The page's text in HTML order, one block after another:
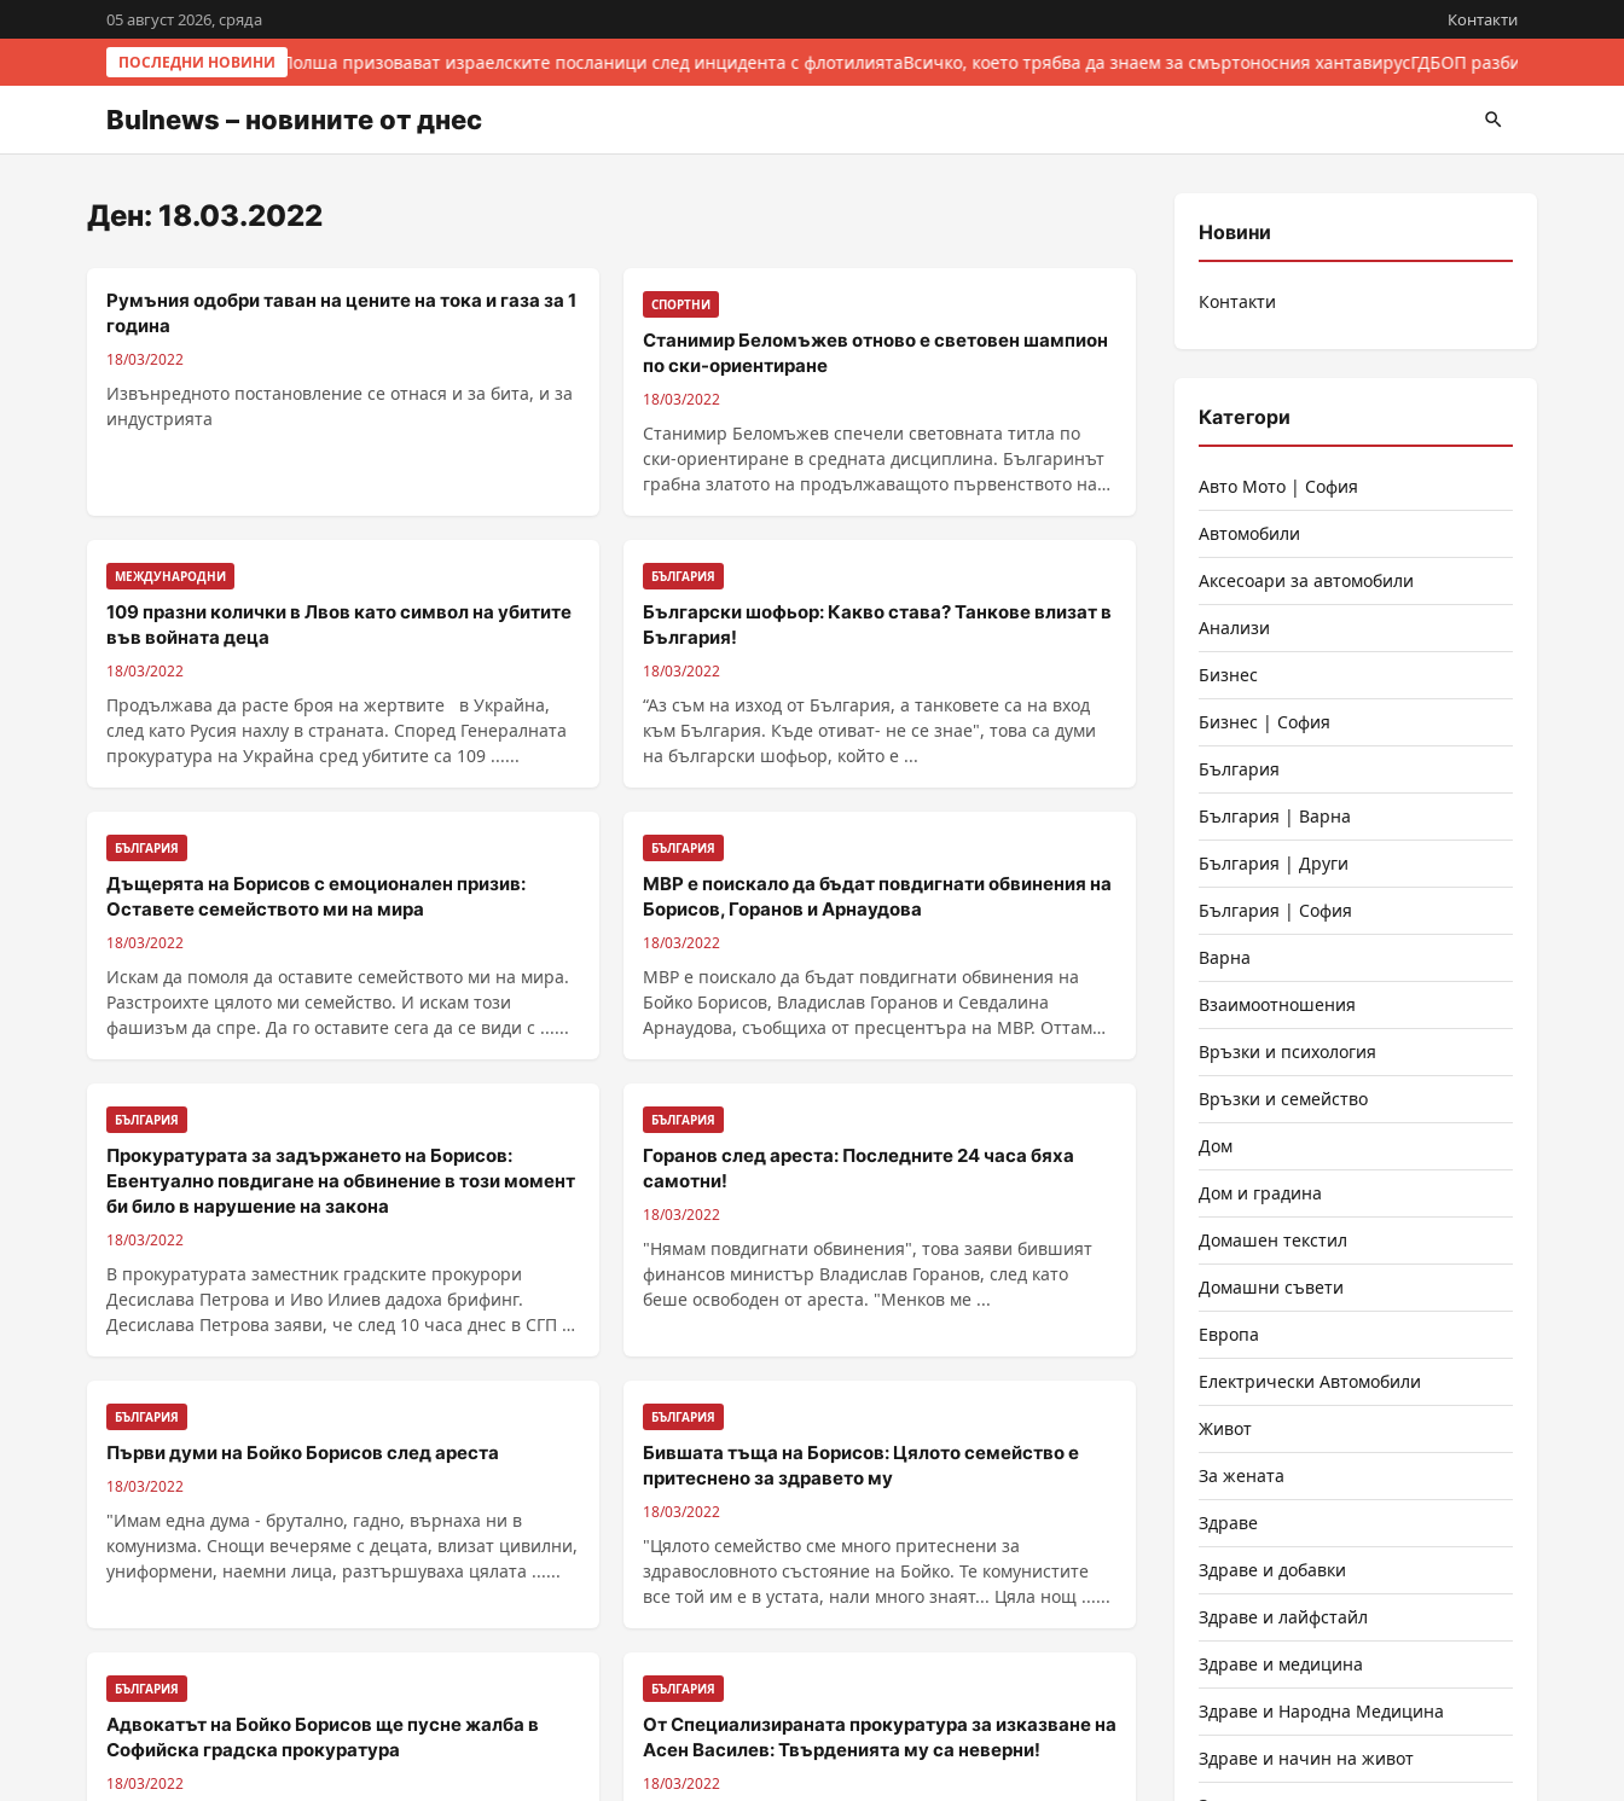
05 август 2026, сряда Контакти
ПОСЛЕДНИ НОВИНИ
Италия и Полша призовават израелските посланици след инцидента с флотилиятаВсичко, което трябва да знаем за смъртоносния хантавирусГДБОП разби
Bulnews – новините от днес
Ден: 18.03.2022
Румъния одобри таван на цените на тока и газа за 1
година
18/03/2022
Извънредното постановление се отнася и за бита, и за
индустрията
СПОРТНИ
Станимир Беломъжев отново е световен шампион
по ски-ориентиране
18/03/2022
Станимир Беломъжев спечели световната титла по
ски-ориентиране в средната дисциплина. Българинът
грабна златото на продължаващото първенството на
МЕЖДУНАРОДНИ
109 празни колички в Лвов като символ на убитите
във войната деца
18/03/2022
Продължава да расте броя на жертвите в Украйна,
след като Русия нахлу в страната. Според Генералната
прокуратура на Украйна сред убитите са 109 ......
БЪЛГАРИЯ
Български шофьор: Какво става? Танкове влизат в
България!
18/03/2022
“Аз съм на изход от България, а танковете са на вход
към България. Къде отиват- не се знае", това са думи
на български шофьор, който е ...
БЪЛГАРИЯ
Дъщерята на Борисов с емоционален призив:
Оставете семейството ми на мира
18/03/2022
Искам да помоля да оставите семейството ми на мира.
Разстроихте цялото ми семейство. И искам този
фашизъм да спре. Да го оставите сега да се види с ......
БЪЛГАРИЯ
МВР е поискало да бъдат повдигнати обвинения на
Борисов, Горанов и Арнаудова
18/03/2022
МВР е поискало да бъдат повдигнати обвинения на
Бойко Борисов, Владислав Горанов и Севдалина
Арнаудова, съобщиха от пресцентъра на МВР. Оттам
БЪЛГАРИЯ
Прокуратурата за задържането на Борисов:
Евентуално повдигане на обвинение в този момент
би било в нарушение на закона
18/03/2022
В прокуратурата заместник градските прокурори
Десислава Петрова и Иво Илиев дадоха брифинг.
Десислава Петрова заяви, че след 10 часа днес в СГП е
БЪЛГАРИЯ
Горанов след ареста: Последните 24 часа бяха
самотни!
18/03/2022
"Нямам повдигнати обвинения", това заяви бившият
финансов министър Владислав Горанов, след като
беше освободен от ареста. "Менков ме ...
БЪЛГАРИЯ
Първи думи на Бойко Борисов след ареста
18/03/2022
"Имам една дума - брутално, гадно, върнаха ни в
комунизма. Снощи вечеряме с децата, влизат цивилни,
униформени, наемни лица, разтършуваха цялата ......
БЪЛГАРИЯ
Бившата тъща на Борисов: Цялото семейство е
притеснено за здравето му
18/03/2022
"Цялото семейство сме много притеснени за
здравословното състояние на Бойко. Те комунистите
все той им е в устата, нали много знаят... Цяла нощ ......
БЪЛГАРИЯ
Адвокатът на Бойко Борисов ще пусне жалба в
Софийска градска прокуратура
18/03/2022
БЪЛГАРИЯ
От Специализираната прокуратура за изказване на
Асен Василев: Твърденията му са неверни!
18/03/2022
Новини
Контакти
Категори
Авто Мото | София
Автомобили
Аксесоари за автомобили
Анализи
Бизнес
Бизнес | София
България
България | Варна
България | Други
България | София
Варна
Взаимоотношения
Връзки и психология
Връзки и семейство
Дом
Дом и градина
Домашен текстил
Домашни съвети
Европа
Електрически Автомобили
Живот
За жената
Здраве
Здраве и добавки
Здраве и лайфстайл
Здраве и медицина
Здраве и Народна Медицина
Здраве и начин на живот